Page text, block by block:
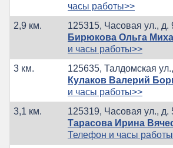
часы работы>>
2,9 км.
125315, Часовая ул., д.
Бирюкова Ольга
и часы работы>>
3 км.
125635, Талдомская
Кулаков Валерий
и часы работы>>
3,1 км.
125319, Часовая ул., д.
Тарасова Ирина
Телефон и часы